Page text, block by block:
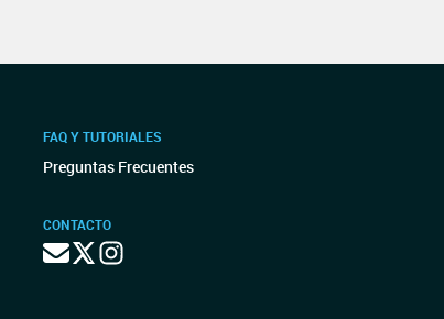
FAQ Y TUTORIALES
Preguntas Frecuentes
CONTACTO